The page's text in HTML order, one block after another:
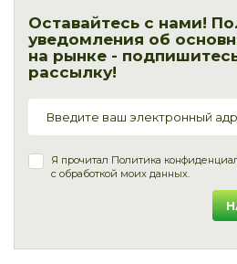
Оставайтесь с нами!
уведомления об
на рынке -
рассылку!
Я прочитал Политика
с обработкой моих данных.